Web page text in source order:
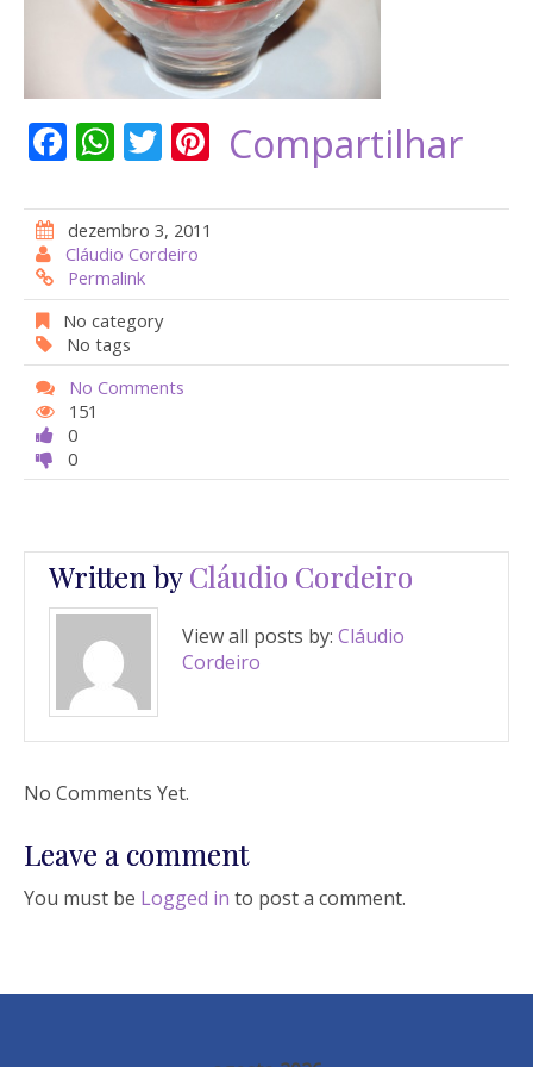
F
e
b
o
o
k
W
at
s
A
p
p
T
itt
er
Pi
er
st
Compartilhar
dezembro 3, 2011
Cláudio Cordeiro
Permalink
No category
No tags
No Comments
151
0
0
Written byCláudio Cordeiro
View all posts by: Cláudio
Cordeiro
No Comments Yet.
Leave a comment
You must be Logged in to post a comment.